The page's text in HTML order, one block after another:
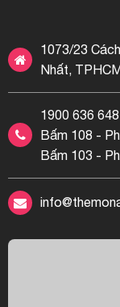
1073/23
Nhất,
1900 636 648
Bấm 108 -
Bấm 103 -